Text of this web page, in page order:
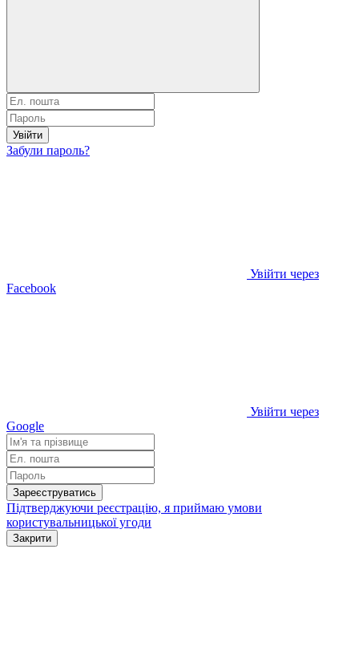
Увійти
Забули пароль?
Увійти через
Facebook
Увійти через
Google
Зареєструватись
Підтверджуючи реєстрацію, я приймаю умови
користувальницької угоди
Закрити